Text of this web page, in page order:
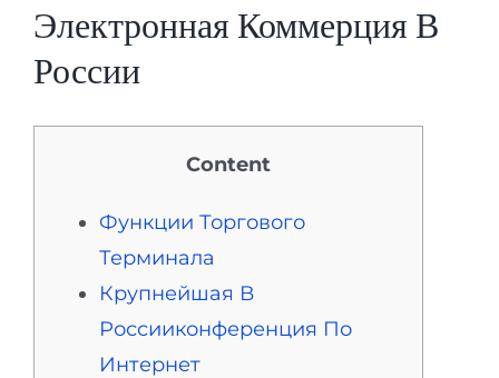
Электронная Коммерция В
России
Content
Функции Торгового
Терминала
Крупнейшая В
Россииконференция По
Интернет